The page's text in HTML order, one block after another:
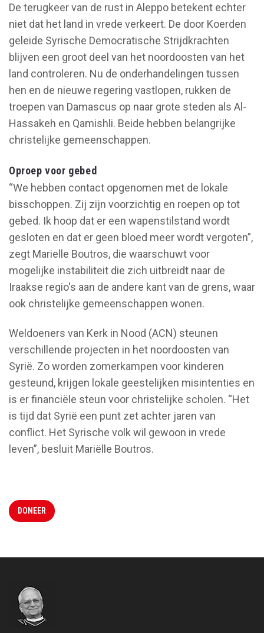
De terugkeer van de rust in Aleppo betekent echter
niet dat het land in vrede verkeert. De door Koerden
geleide Syrische Democratische Strijdkrachten
blijven een groot deel van het noordoosten van het
land controleren. Nu de onderhandelingen tussen
hen en de nieuwe regering vastlopen, rukken de
troepen van Damascus op naar grote steden als Al-
Hassakeh en Qamishli. Beide hebben belangrijke
christelijke gemeenschappen.
Oproep voor gebed
“We hebben contact opgenomen met de lokale
bisschoppen. Zij zijn voorzichtig en roepen op tot
gebed. Ik hoop dat er een wapenstilstand wordt
gesloten en dat er geen bloed meer wordt vergoten”,
zegt Marielle Boutros, die waarschuwt voor
mogelijke instabiliteit die zich uitbreidt naar de
Iraakse regio's aan de andere kant van de grens, waar
ook christelijke gemeenschappen wonen.
Weldoeners van Kerk in Nood (ACN) steunen
verschillende projecten in het noordoosten van
Syrië. Zo worden zomerkampen voor kinderen
gesteund, krijgen lokale geestelijken misintenties en
is er financiële steun voor christelijke scholen. “Het
is tijd dat Syrië een punt zet achter jaren van
conflict. Het Syrische volk wil gewoon in vrede
leven”, besluit Mariëlle Boutros.
DONEER